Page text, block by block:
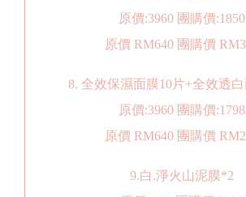
原價:3960 團購價:1850
原價 RM640 團購價
8. 全效保濕面膜10片+全效透
原價:3960 團購價:1798
原價 RM640 團購價
9.白.淨火山泥膜*2